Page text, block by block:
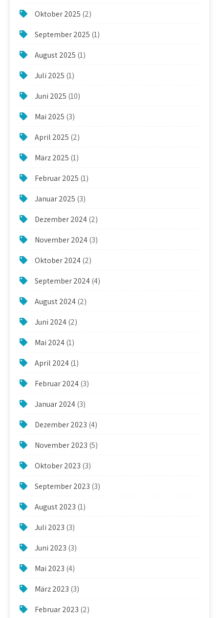
Oktober 2025 (2)
September 2025 (1)
August 2025 (1)
Juli 2025 (1)
Juni 2025 (10)
Mai 2025 (3)
April 2025 (2)
März 2025 (1)
Februar 2025 (1)
Januar 2025 (3)
Dezember 2024(2)
November 2024(3)
Oktober 2024(2)
September 2024(4)
August 2024(2)
Juni 2024(2)
Mai 2024(1)
April 2024(1)
Februar 2024(3)
Januar 2024(3)
Dezember 2023 (4)
November 2023 (5)
Oktober 2023 (3)
September 2023 (3)
August 2023 (1)
Juli 2023 (3)
Juni 2023 (3)
Mai 2023 (4)
März 2023 (3)
Februar 2023 (2)